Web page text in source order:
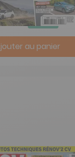
-50%
au panier